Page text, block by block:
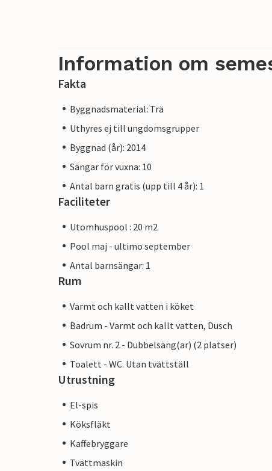
Information om
Fakta
Byggnadsmaterial: Trä
Uthyres ej till ungdomsgrupper
Byggnad (år): 2014
Sängar för vuxna: 10
Antal barn gratis (upp till 4 år): 1
Faciliteter
Utomhuspool : 20 m2
Pool maj - ultimo september
Antal barnsängar: 1
Rum
Varmt och kallt vatten i köket
Badrum - Varmt och kallt vatten, Dusch
Sovrum nr. 2 - Dubbelsäng(ar) (2 platser)
Toalett - WC. Utan tvättställ
Utrustning
El-spis
Köksfläkt
Kaffebryggare
Tvättmaskin